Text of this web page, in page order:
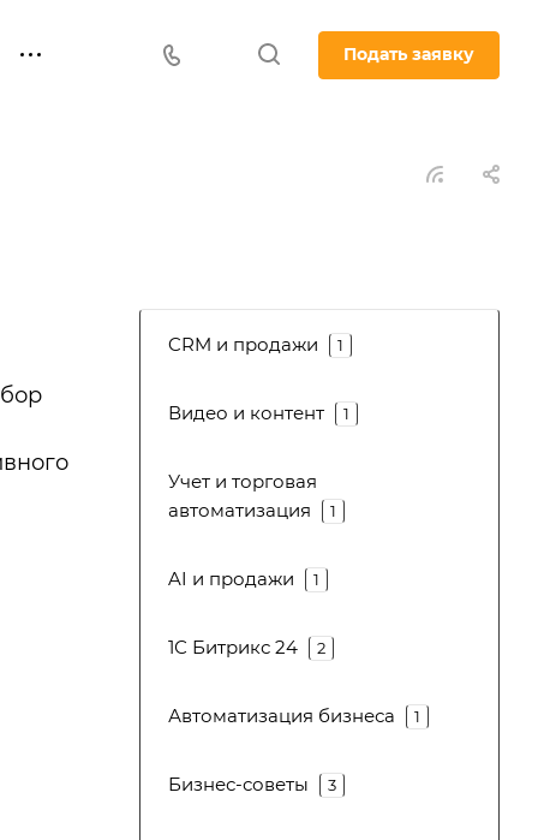
Подать заявку
CRM и продажи 1
Видео и контент 1
Учет и торговая
автоматизация
1
AI и продажи 1
1С Битрикс 24 2
Автоматизация бизнеса 1
Бизнес-советы 3